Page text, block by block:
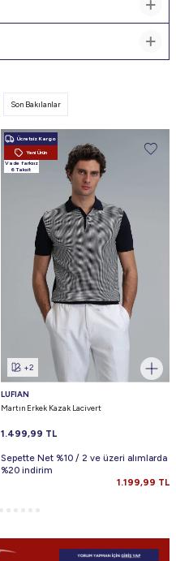
Son Bakılanlar
Ücretsiz Kargo
Yeni Ürün
Vade farksız
6 Taksit
+2
LUFIAN
Martın Erkek Kazak Lacivert
1.499,99 TL
Sepette Net %10 / 2 ve üzeri alımlarda
%20 indirim
1.199,99 TL